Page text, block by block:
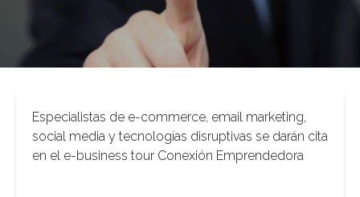
Especialistas de e-commerce, email marketing,
social media y tecnologías disruptivas se darán cita
en el e-business tour Conexión Emprendedora